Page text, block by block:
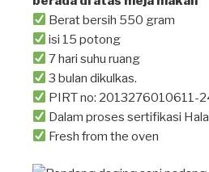
Berat bersih 550 gram
isi 15 potong
7 hari suhu ruang
3 bulan dikulkas.
PIRT no: 2013276010611-
Dalam proses sertifikasi
Fresh from the oven